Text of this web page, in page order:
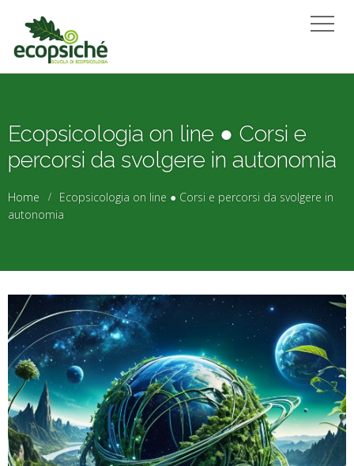
Ecopsicologia on line ● Corsi e
percorsi da svolgere in autonomia
Home
Ecopsicologia on line ● Corsi e percorsi da svolgere in
autonomia